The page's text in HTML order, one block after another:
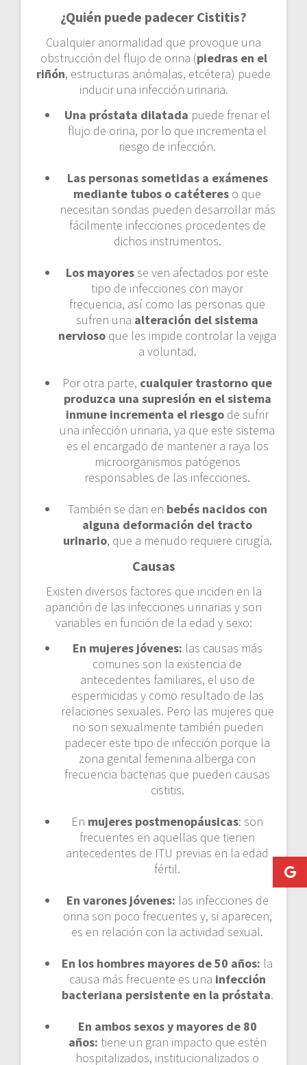
¿Quién puede padecer Cistitis?
Cualquier anormalidad que provoque una
obstrucción del flujo de orina (piedras en el
riñón, estructuras anómalas, etcétera) puede
inducir una infección urinaria.
Una próstata dilatada puede frenar el
flujo de orina, por lo que incrementa el
riesgo de infección.
Las personas sometidas a exámenes
mediante tubos o catéteres o que
necesitan sondas pueden desarrollar más
fácilmente infecciones procedentes de
dichos instrumentos.
Los mayores se ven afectados por este
tipo de infecciones con mayor
frecuencia, así como las personas que
sufren una alteración del sistema
nervioso que les impide controlar la vejiga
a voluntad.
Por otra parte, cualquier trastorno que
produzca una supresión en el sistema
inmune incrementa el riesgo de sufrir
una infección urinaria, ya que este sistema
es el encargado de mantener a raya los
microorganismos patógenos
responsables de las infecciones.
También se dan en bebés nacidos con
alguna deformación del tracto
urinario, que a menudo requiere cirugía.
Causas
Existen diversos factores que inciden en la
aparición de las infecciones urinarias y son
variables en función de la edad y sexo:
En mujeres jóvenes: las causas más
comunes son la existencia de
antecedentes familiares, el uso de
espermicidas y como resultado de las
relaciones sexuales. Pero las mujeres que
no son sexualmente también pueden
padecer este tipo de infección porque la
zona genital femenina alberga con
frecuencia bacterias que pueden causas
cistitis.
En mujeres postmenopáusicas: son
frecuentes en aquellas que tienen
antecedentes de ITU previas en la edad
fértil.
En varones jóvenes: las infecciones de
orina son poco frecuentes y, si aparecen,
es en relación con la actividad sexual.
En los hombres mayores de 50 años: la
causa más frecuente es una infección
bacteriana persistente en la próstata.
En ambos sexos y mayores de 80
años: tiene un gran impacto que estén
hospitalizados, institucionalizados o